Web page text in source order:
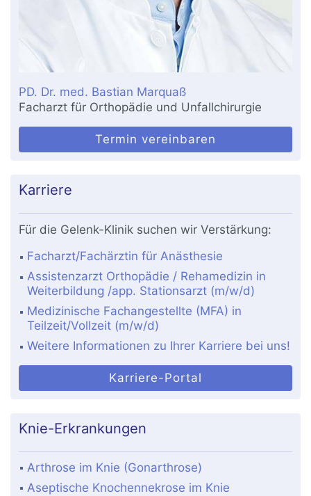
PD. Dr. med. Bastian Marquaß
Facharzt für Orthopädie und Unfallchirurgie
Termin vereinbaren
Karriere
Für die Gelenk-Klinik suchen wir Verstärkung:
Facharzt/Fachärztin für Anästhesie
Assistenzarzt Orthopädie / Rehamedizin in
Weiterbildung /app. Stationsarzt (m/w/d)
Medizinische Fachangestellte (MFA) in
Teilzeit/Vollzeit (m/w/d)
Weitere Informationen zu Ihrer Karriere bei uns!
Karriere-Portal
Knie-Erkrankungen
Arthrose im Knie (Gonarthrose)
Aseptische Knochennekrose im Knie